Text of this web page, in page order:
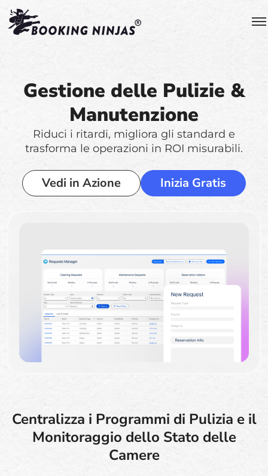
Gestione delle Pulizie &
Manutenzione
Riduci i ritardi, migliora gli standard e
trasforma le operazioni in ROI misurabili.
Vedi in Azione Inizia Gratis
Centralizza i Programmi di Pulizia e il
Monitoraggio dello Stato delle
Camere